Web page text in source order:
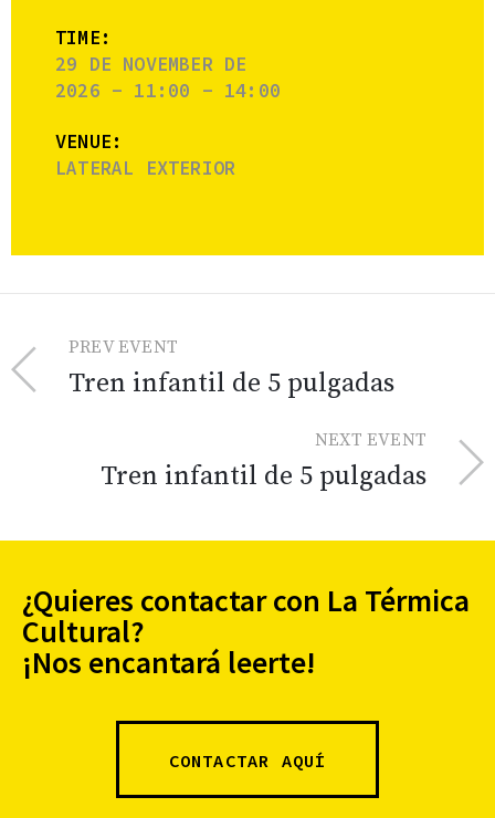
TIME:
29 DE NOVEMBER DE
2026 - 11:00 - 14:00
VENUE:
LATERAL EXTERIOR
PREV EVENT
Tren infantil de 5 pulgadas
NEXT EVENT
Tren infantil de 5 pulgadas
¿Quieres contactar con La Térmica
Cultural?
¡Nos encantará leerte!
CONTACTAR AQUÍ